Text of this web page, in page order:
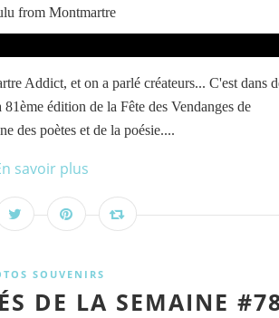
from Montmartre
Addict, et on a parlé créateurs... C'est dans
édition de la Fête des Vendanges de
des poètes et de la poésie....
savoir plus
SOUVENIRS
DE LA SEMAINE